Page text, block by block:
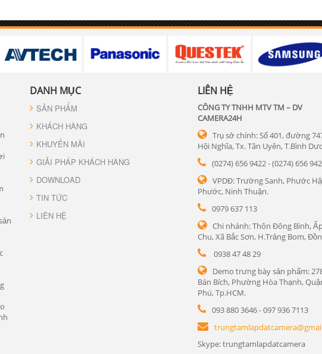
DANH MỤC
SẢN PHẨM
KHÁCH HÀNG
KHUYẾN MÃI
GIẢI PHÁP KHÁCH HÀNG
DOWNLOAD
TIN TỨC
LIÊN HỆ
LIÊN HỆ
CÔNG TY TNHH MTV TM – DV
CAMERA24H
Trụ sở chính: Số 401, đường
Hội Nghĩa, Tx. Tân Uyên, T.Bình
(0274) 656 9422 - (0274) 656
VPDĐ: Trường Sanh, Phước
Phước, Ninh Thuận.
0979 637 113
Chi nhánh: Thôn Đông Bình,
Chu, Xã Bắc Sơn, H.Trảng Bom,
0938 47 48 29
Demo trưng bày sản phẩm:
Bán Bích, Phường Hòa Thạnh,
Phú, Tp.HCM.
093 880 3646 - 097 936 7113
Skype: trungtamlapdatcamera